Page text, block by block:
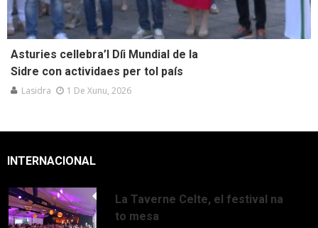
Asturies cellebra’l Díi Mundial de la
Sidre con actividaes per tol país
Lasidra 1 De Xunu, 2026
INTERNACIONAL
La Taverne Celte, el festival na
to mesa